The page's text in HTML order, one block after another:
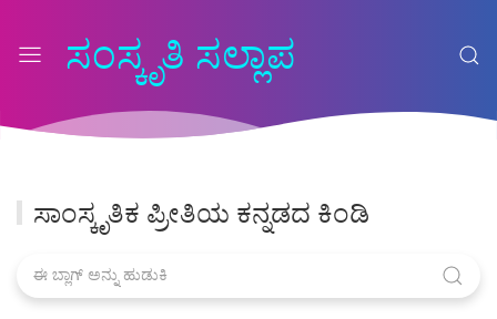
ಸಂಸ್ಕೃತಿ ಸಲ್ಲಾಪ
ಸಾಂಸ್ಕೃತಿಕ ಪ್ರೀತಿಯ ಕನ್ನಡದ ಕಿಂಡಿ